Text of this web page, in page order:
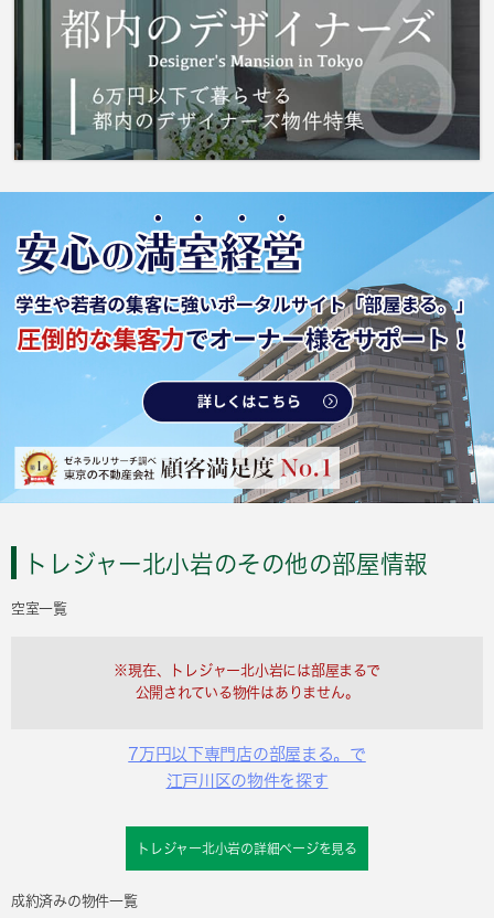
ください。当社では京成本線江戸川周辺の賃貸
情報を多種多様に取り扱っております。
トレジャー北小岩のその他の部屋情報
空室一覧
※現在、トレジャー北小岩には部屋まるで
公開されている物件はありません。
7万円以下専門店の部屋まる。で
江戸川区の物件を探す
トレジャー北小岩の詳細ページを見る
成約済みの物件一覧